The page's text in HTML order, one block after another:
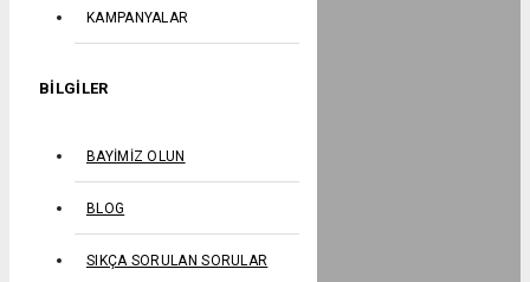
KAMPANYALAR
BILGILER
BAYIMIZ OLUN
BLOG
SIKÇA SORULAN SORULAR